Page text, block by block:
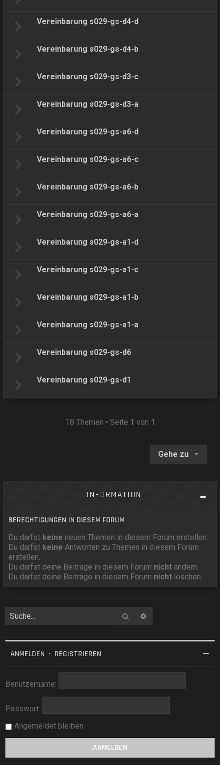
Vereinbarung s029-gs-d4-d
Vereinbarung s029-gs-d4-b
Vereinbarung s029-gs-d3-c
Vereinbarung s029-gs-d3-a
Vereinbarung s029-gs-a6-d
Vereinbarung s029-gs-a6-c
Vereinbarung s029-gs-a6-b
Vereinbarung s029-gs-a6-a
Vereinbarung s029-gs-a1-d
Vereinbarung s029-gs-a1-c
Vereinbarung s029-gs-a1-b
Vereinbarung s029-gs-a1-a
Vereinbarung s029-gs-d6
Vereinbarung s029-gs-d1
18 Themen • Seite 1 von 1
Gehe zu
INFORMATION
BERECHTIGUNGEN IN DIESEM FORUM
Du darfst keine neuen Themen in diesem Forum erstellen.
Du darfst keine Antworten zu Themen in diesem Forum
erstellen.
Du darfst deine Beiträge in diesem Forum nicht ändern.
Du darfst deine Beiträge in diesem Forum nicht löschen.
Suche
ANMELDEN • REGISTRIEREN
Benutzername:
Passwort:
Angemeldet bleiben